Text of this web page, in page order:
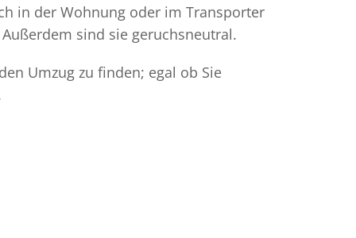
in der Wohnung oder im Transporter
sind sie geruchsneutral.
Umzug zu finden; egal ob Sie